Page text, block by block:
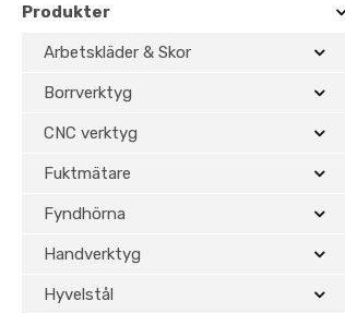
Produkter
Arbetskläder & Skor
Borrverktyg
CNC verktyg
Fuktmätare
Fyndhörna
Handverktyg
Hyvelstål